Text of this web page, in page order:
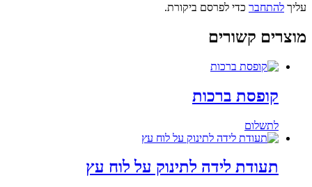
עליך להתחבר כדי לפרסם ביקורת.
מוצרים קשורים
קופסת ברכות
לתשלום
תעודת לידה לתינוק על לוח עץ